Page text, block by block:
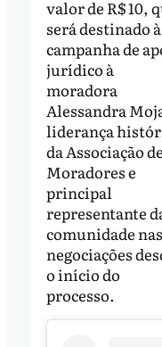
valor de R$ 10,
será destinado à
campanha de
jurídico à
moradora
Alessandra
liderança
da Associação de
Moradores e
principal
representante
comunidade nas
negociações
o início do
processo.